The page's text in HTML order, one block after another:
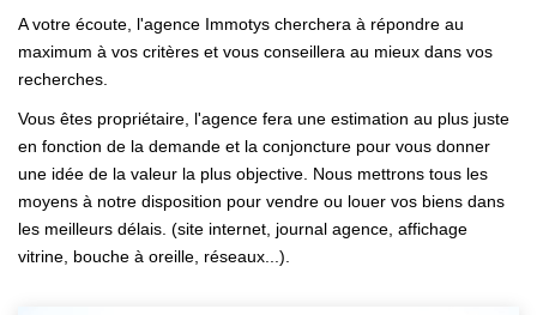
A votre écoute, l'agence Immotys cherchera à répondre au
maximum à vos critères et vous conseillera au mieux dans vos
recherches.
Vous êtes propriétaire, l'agence fera une estimation au plus juste
en fonction de la demande et la conjoncture pour vous donner
une idée de la valeur la plus objective. Nous mettrons tous les
moyens à notre disposition pour vendre ou louer vos biens dans
les meilleurs délais. (site internet, journal agence, affichage
vitrine, bouche à oreille, réseaux...).